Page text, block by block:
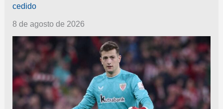
cedido
8 de agosto de 2026